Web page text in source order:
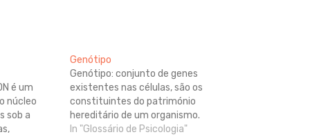
é um
núcleo
sob a
Genótipo
Genótipo: conjunto de genes
existentes nas células, são os
constituintes do património
hereditário de um organismo.
In "Glossário de Psicologia"